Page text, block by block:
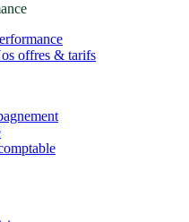
offres & tarifs